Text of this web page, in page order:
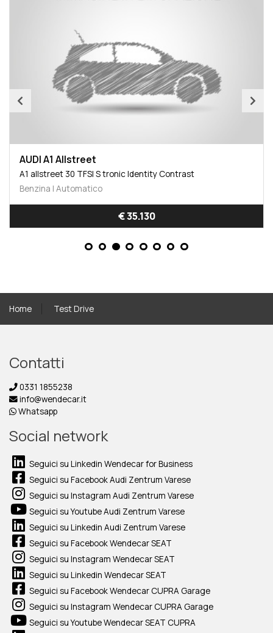
AUDI A1 Allstreet
A1 allstreet 30 TFSI S tronic Identity Contrast
Benzina | Automatico
€ 35.130
Home Test Drive
Contatti
0331 1855238
info@wendecar.it
Whatsapp
Social network
Seguici su Linkedin Wendecar for Business
Seguici su Facebook Audi Zentrum Varese
Seguici su Instagram Audi Zentrum Varese
Seguici su Youtube Audi Zentrum Varese
Seguici su Linkedin Audi Zentrum Varese
Seguici su Facebook Wendecar SEAT
Seguici su Instagram Wendecar SEAT
Seguici su Linkedin Wendecar SEAT
Seguici su Facebook Wendecar CUPRA Garage
Seguici su Instagram Wendecar CUPRA Garage
Seguici su Youtube Wendecar SEAT CUPRA